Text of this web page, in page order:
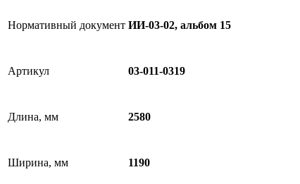
Нормативный документ ИИ-03-02, альбом 15
Артикул 03-011-0319
Длина, мм 2580
Ширина, мм 1190